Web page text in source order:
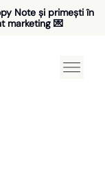
Note și primești în
marketing 💌